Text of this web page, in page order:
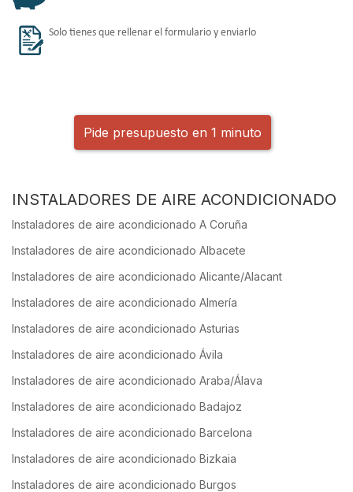
Solo tienes que rellenar el formulario y enviarlo
Pide presupuesto en 1 minuto
INSTALADORES DE AIRE ACONDICIONADO
Instaladores de aire acondicionado A Coruña
Instaladores de aire acondicionado Albacete
Instaladores de aire acondicionado Alicante/Alacant
Instaladores de aire acondicionado Almería
Instaladores de aire acondicionado Asturias
Instaladores de aire acondicionado Ávila
Instaladores de aire acondicionado Araba/Álava
Instaladores de aire acondicionado Badajoz
Instaladores de aire acondicionado Barcelona
Instaladores de aire acondicionado Bizkaia
Instaladores de aire acondicionado Burgos